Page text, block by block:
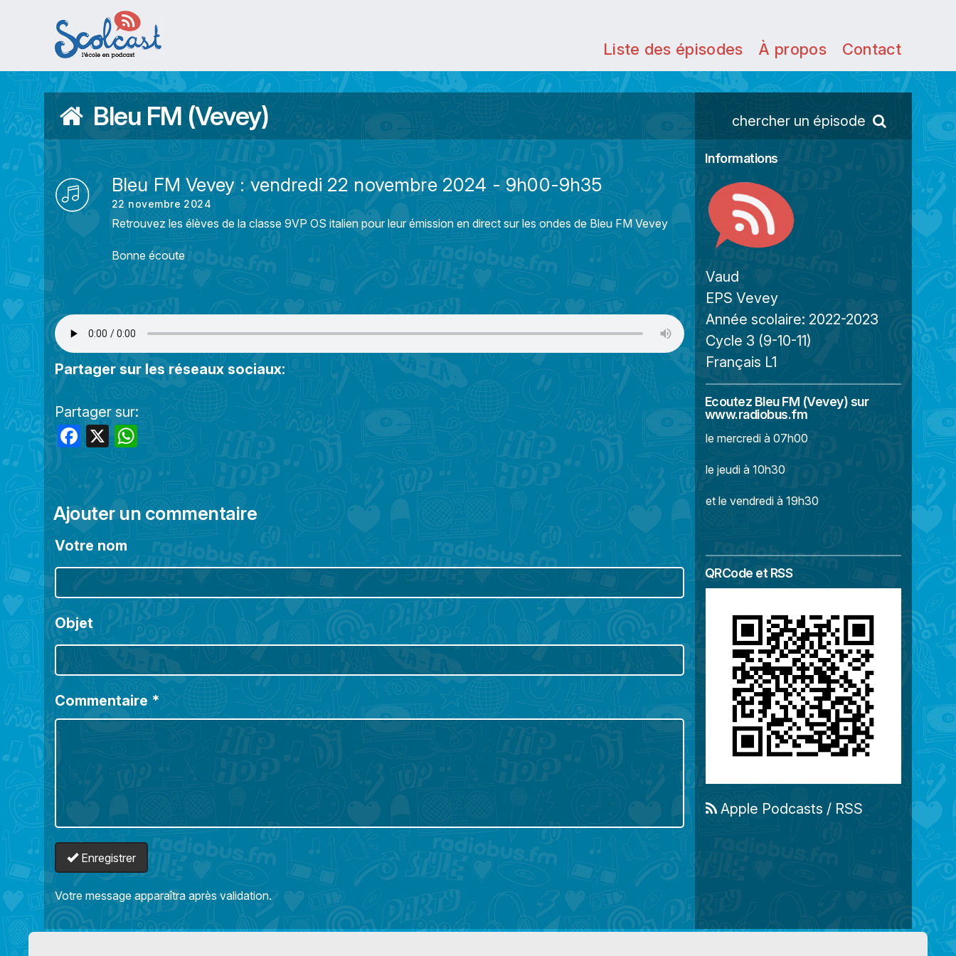
Aller au contenu principal
Liste des épisodes À propos Contact
Bleu FM (Vevey) chercher un épisode
Bleu FM Vevey : vendredi 22 novembre 2024 - 9h00-9h35
22 novembre 2024
Retrouvez les élèves de la classe 9VP OS italien pour leur émission en direct sur les ondes de Bleu FM Vevey
Bonne écoute
Partager sur les réseaux sociaux:
Partager sur:
Facebook
X WhatsApp
Ajouter un commentaire
Votre nom
Objet
Commentaire *
Enregistrer
Votre message apparaîtra après validation.
Informations
Vaud
EPS Vevey
Année scolaire: 2022-2023
Cycle 3 (9-10-11)
Français L1
Ecoutez Bleu FM (Vevey) sur
www.radiobus.fm
le mercredi à 07h00
le jeudi à 10h30
et le vendredi à 19h30
QRCode et RSS
Apple Podcasts / RSS